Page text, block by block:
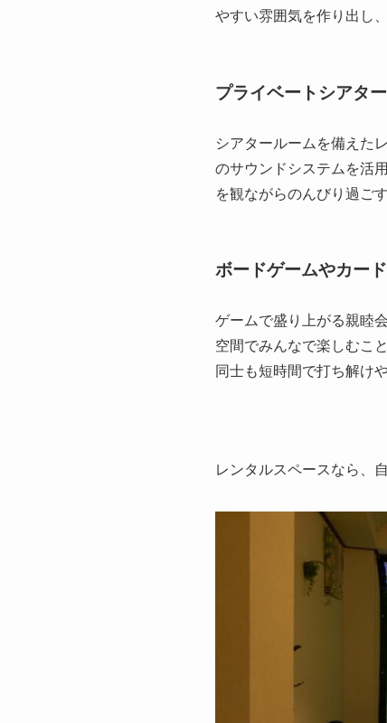
やすい雰囲気を作り出し
プライベートシアタ
シアタールームを備えた
のサウンドシステムを活
を観ながらのんびり過ご
ボードゲームやカー
ゲームで盛り上がる親睦
空間でみんなで楽しむこ
同士も短時間で打ち解け
レンタルスペースなら、